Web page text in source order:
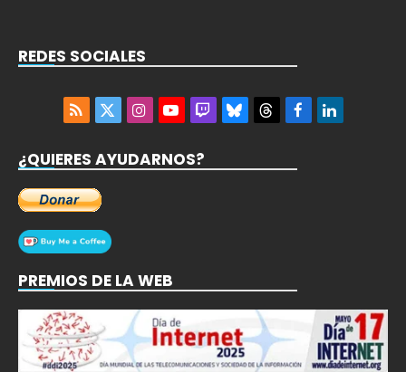
REDES SOCIALES
RSS
X
InstagramYouTubeTwitchBlueskyThreadsFacebookLinkedIn
¿QUIERES AYUDARNOS?
PREMIOS DE LA WEB